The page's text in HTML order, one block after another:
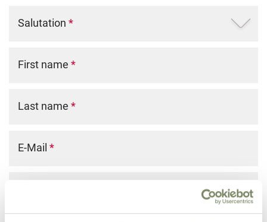
Salutation *
First name *
Last name *
E-Mail *